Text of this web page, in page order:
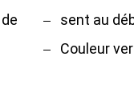
sent au
Couleur